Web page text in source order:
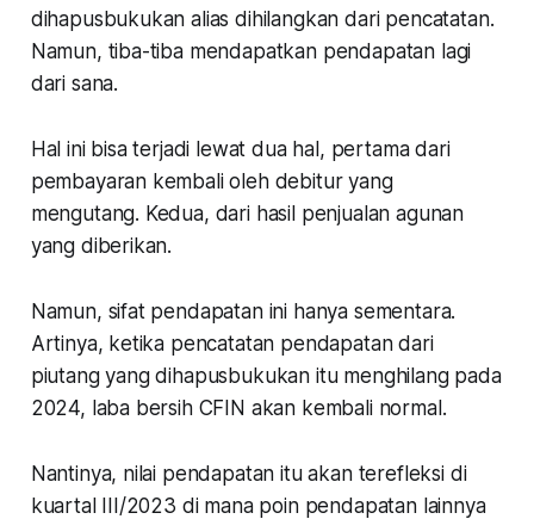
dihapusbukukan alias dihilangkan dari pencatatan.
Namun, tiba-tiba mendapatkan pendapatan lagi
dari sana.
Hal ini bisa terjadi lewat dua hal, pertama dari
pembayaran kembali oleh debitur yang
mengutang. Kedua, dari hasil penjualan agunan
yang diberikan.
Namun, sifat pendapatan ini hanya sementara.
Artinya, ketika pencatatan pendapatan dari
piutang yang dihapusbukukan itu menghilang pada
2024, laba bersih CFIN akan kembali normal.
Nantinya, nilai pendapatan itu akan terefleksi di
kuartal III/2023 di mana poin pendapatan lainnya